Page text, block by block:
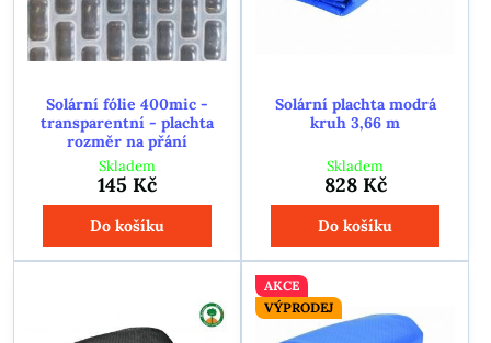
Solární fólie 400mic -
transparentní - plachta
rozměr na přání
Skladem
145 Kč
Do košíku
Solární plachta modrá
kruh 3,66 m
Skladem
828 Kč
Do košíku
AKCE
VÝPRODEJ